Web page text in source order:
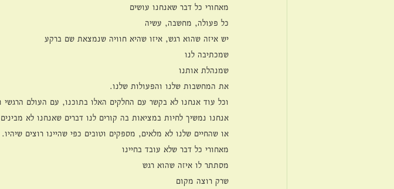
מאחורי כל דבר שאנחנו עושים
כל פעולה, מחשבה, עשיה
יש איזה שהוא רגש, איזו שהיא חוויה שנמצאת שם ברקע
שמכתיבה לנו
שמנהלת אותנו
את המחשבות שלנו והפעולות שלנו.
וכל עוד אנחנו לא בקשר עם החלקים האלו בתוכנו, עם העולם
אנחנו נמשיך לחיות במציאות בה קורים לנו דברים שאנחנו לא
או שהחיים שלנו לא מלאים, מספקים וטובים כפי שהיינו רוצים שיהיו.
מאחורי כל דבר שלא עובד בחיינו
מסתתר לו איזה שהוא רגש
שרק רוצה מקום